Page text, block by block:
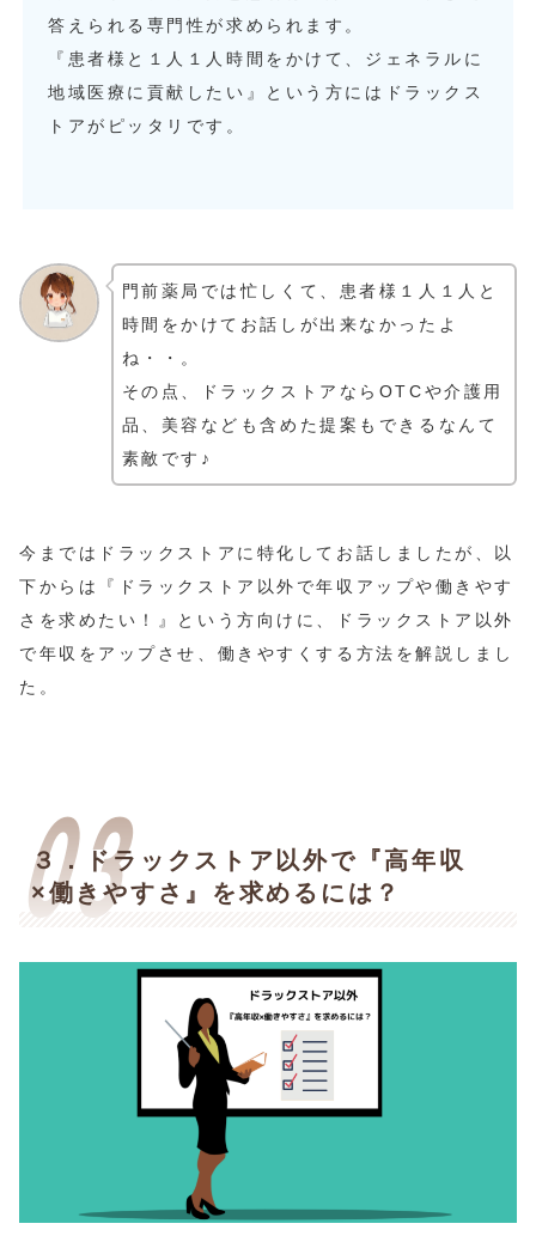
答えられる専門性が求められます。
『患者様と１人１人時間をかけて、ジェネラルに
地域医療に貢献したい』という方にはドラックス
トアがピッタリです。
門前薬局では忙しくて、患者様１人１人と
時間をかけてお話しが出来なかったよ
ね・・。
その点、ドラックストアならOTCや介護用
品、美容なども含めた提案もできるなんて
素敵です♪
今まではドラックストアに特化してお話しましたが、以
下からは『ドラックストア以外で年収アップや働きやす
さを求めたい！』という方向けに、ドラックストア以外
で年収をアップさせ、働きやすくする方法を解説しまし
た。
３．ドラックストア以外で『高年収
×働きやすさ』を求めるには？